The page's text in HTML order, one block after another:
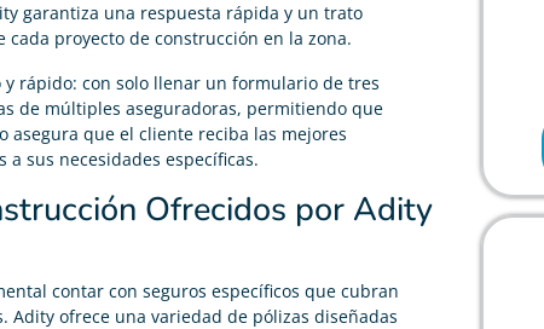
garantiza una respuesta rápida y un trato
proyecto de construcción en la zona.
rápido: con solo llenar un formulario de tres
de múltiples aseguradoras, permitiendo que
asegura que el cliente reciba las mejores
sus necesidades específicas.
Ofrecidos por Adity
contar con seguros específicos que cubran
Adity ofrece una variedad de pólizas diseñadas